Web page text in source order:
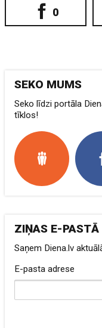
0
SEKO MUMS
Seko līdzi portāla
tīklos!
ZIŅAS E-PASTĀ
Saņem Diena.lv
E-pasta adrese